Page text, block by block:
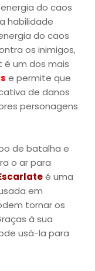
do caos
habilidade
do caos
os inimigos,
é um dos mais
e permite que
de danos
personagens
de batalha e
o ar para
é uma
em
tornar os
à sua
usá-la para